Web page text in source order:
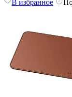
В избранное